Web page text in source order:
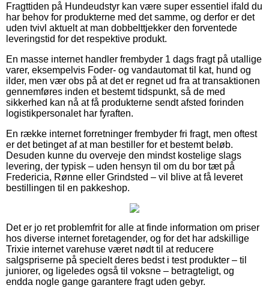
Fragttiden på Hundeudstyr kan være super essentiel ifald du
har behov for produkterne med det samme, og derfor er det
uden tvivl aktuelt at man dobbelttjekker den forventede
leveringstid for det respektive produkt.
En masse internet handler frembyder 1 dags fragt på utallige
varer, eksempelvis Foder- og vandautomat til kat, hund og
ilder, men vær obs på at det er regnet ud fra at transaktionen
gennemføres inden et bestemt tidspunkt, så de med
sikkerhed kan nå at få produkterne sendt afsted forinden
logistikpersonalet har fyraften.
En række internet forretninger frembyder fri fragt, men oftest
er det betinget af at man bestiller for et bestemt beløb.
Desuden kunne du overveje den mindst kostelige slags
levering, der typisk – uden hensyn til om du bor tæt på
Fredericia, Rønne eller Grindsted – vil blive at få leveret
bestillingen til en pakkeshop.
Det er jo ret problemfrit for alle at finde information om priser
hos diverse internet foretagender, og for det har adskillige
Trixie internet varehuse været nødt til at reducere
salgspriserne på specielt deres bedst i test produkter – til
juniorer, og ligeledes også til voksne – betragteligt, og
endda nogle gange garantere fragt uden gebyr.